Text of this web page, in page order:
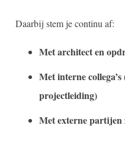
Daarbij stem je continu af:
Met architect en
Met interne
projectleiding)
Met externe partijen